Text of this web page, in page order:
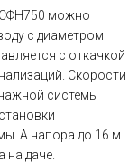
можно
с диаметром
с откачкой
Скорости
системы
А напора до 16 м
на даче.